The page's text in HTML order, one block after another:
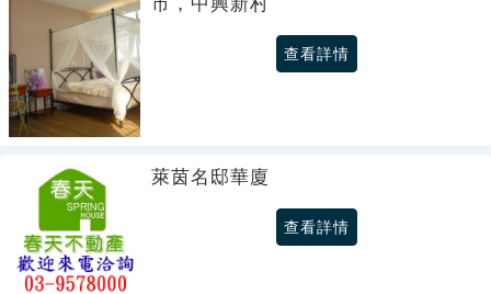
查看詳情
萊茵名邸華廈
查看詳情